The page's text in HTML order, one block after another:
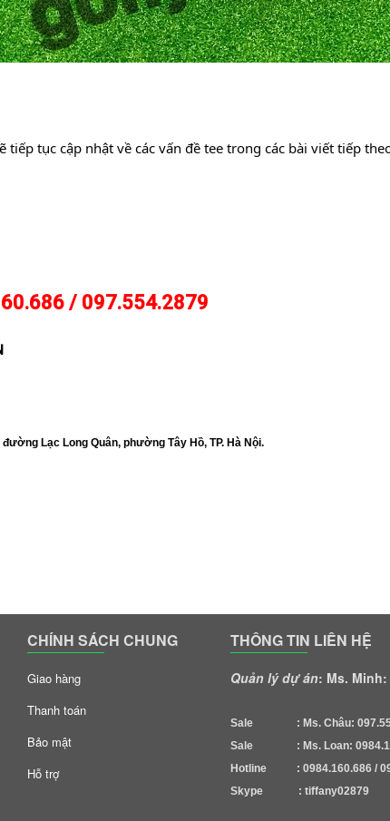
tục cập nhật về các vấn đề tee trong các bài viết tiếp
/ 097.554.2879
Lạc Long Quân, phường Tây Hồ, TP. Hà Nội.
CHÍNH SÁCH CHUNG
Giao hàng
Thanh toán
Bảo mật
Hỗ trợ
THÔNG TIN LIÊN HỆ
Quản lý dự án: Ms. Minh:
Sale : Ms. Châu:
Sale : Ms. Loan:
Hotline : 0984.160.686 /
Skype : tiffany02879